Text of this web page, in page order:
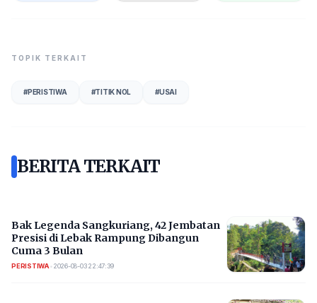
TOPIK TERKAIT
#PERISTIWA #TITIK NOL #USAI
BERITA TERKAIT
Bak Legenda Sangkuriang, 42 Jembatan
Presisi di Lebak Rampung Dibangun
Cuma 3 Bulan
PERISTIWA• 2026-08-03 22:47:39